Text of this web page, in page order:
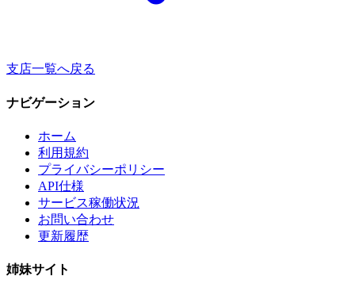
支店一覧へ戻る
ナビゲーション
ホーム
利用規約
プライバシーポリシー
API仕様
サービス稼働状況
お問い合わせ
更新履歴
姉妹サイト